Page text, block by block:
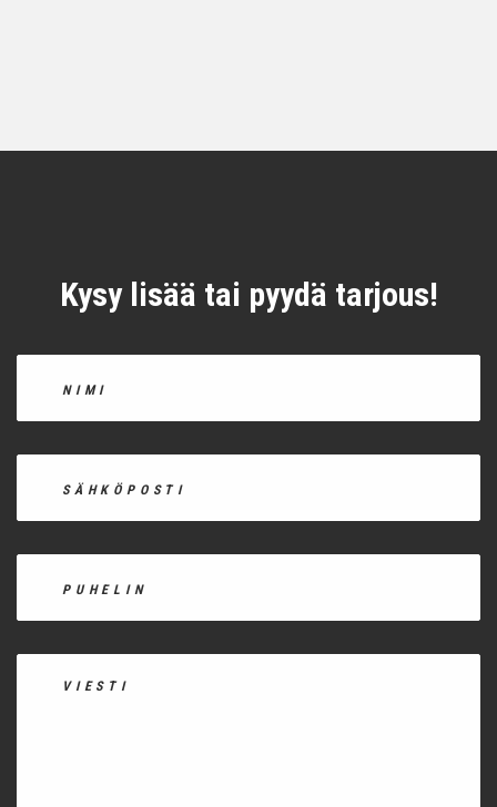
Kysy lisää tai pyydä tarjous!